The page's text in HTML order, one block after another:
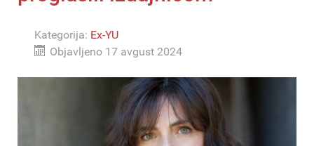
Kategorija: Ex-YU
Objavljeno 17 avgust 2024